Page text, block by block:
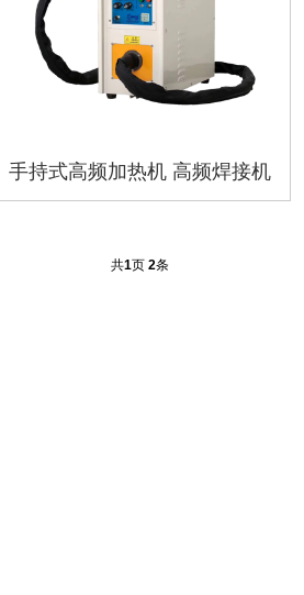
手持式高频加热机 高频焊接机
共1页 2条